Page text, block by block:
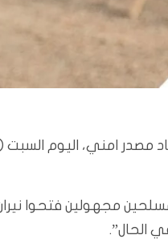
مجهولين فتحوا
الحال”.